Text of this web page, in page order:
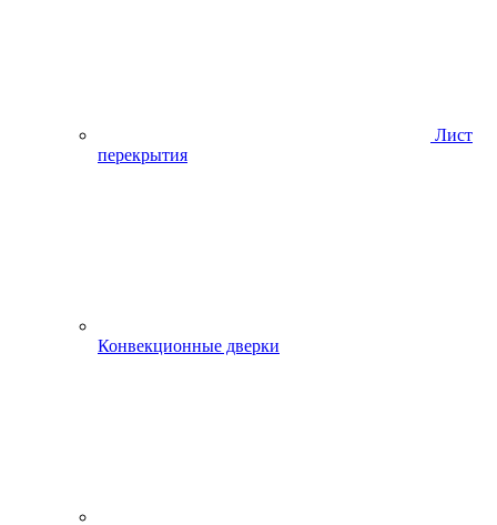
Лист
перекрытия
Конвекционные дверки